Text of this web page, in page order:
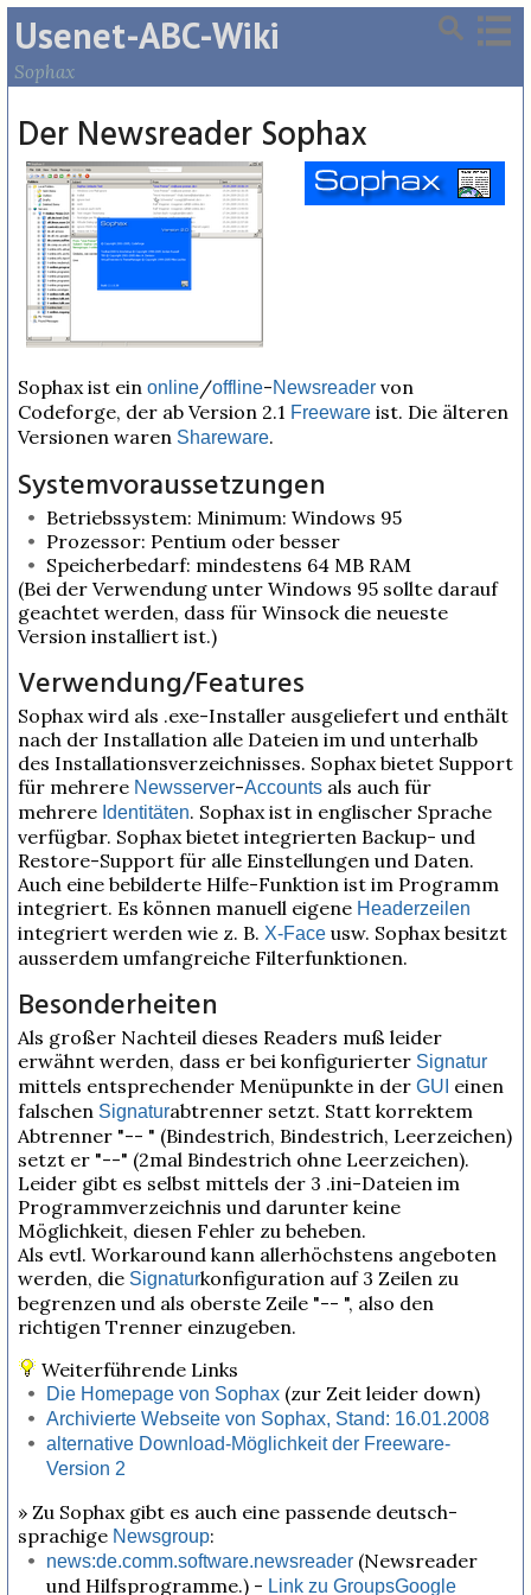
Usenet-ABC-Wiki
Sophax
Der Newsreader Sophax
Sophax ist ein online/offline-Newsreader von
Codeforge, der ab Version 2.1 Freeware ist. Die älteren
Versionen waren Shareware.
Systemvoraussetzungen
Betriebssystem: Minimum: Windows 95
Prozessor: Pentium oder besser
Speicherbedarf: mindestens 64 MB RAM
(Bei der Verwendung unter Windows 95 sollte darauf
geachtet werden, dass für Winsock die neueste
Version installiert ist.)
Verwendung/Features
Sophax wird als .exe-Installer ausgeliefert und enthält
nach der Installation alle Dateien im und unterhalb
des Installationsverzeichnisses. Sophax bietet Support
für mehrere Newsserver-Accounts als auch für
mehrere Identitäten. Sophax ist in englischer Sprache
verfügbar. Sophax bietet integrierten Backup- und
Restore-Support für alle Einstellungen und Daten.
Auch eine bebilderte Hilfe-Funktion ist im Programm
integriert. Es können manuell eigene Headerzeilen
integriert werden wie z. B. X-Face usw. Sophax besitzt
ausserdem umfangreiche Filterfunktionen.
Besonderheiten
Als großer Nachteil dieses Readers muß leider
erwähnt werden, dass er bei konfigurierter Signatur
mittels entsprechender Menüpunkte in der GUI einen
falschen Signaturabtrenner setzt. Statt korrektem
Abtrenner "-- " (Bindestrich, Bindestrich, Leerzeichen)
setzt er "--" (2mal Bindestrich ohne Leerzeichen).
Leider gibt es selbst mittels der 3 .ini-Dateien im
Programmverzeichnis und darunter keine
Möglichkeit, diesen Fehler zu beheben.
Als evtl. Workaround kann allerhöchstens angeboten
werden, die Signaturkonfiguration auf 3 Zeilen zu
begrenzen und als oberste Zeile "-- ", also den
richtigen Trenner einzugeben.
Weiterführende Links
Die Homepage von Sophax (zur Zeit leider down)
Archivierte Webseite von Sophax, Stand: 16.01.2008
alternative Download-Möglichkeit der Freeware-
Version 2
» Zu Sophax gibt es auch eine passende deutsch-
sprachige Newsgroup:
news:de.comm.software.newsreader (Newsreader
und Hilfsprogramme.) - Link zu GroupsGoogle